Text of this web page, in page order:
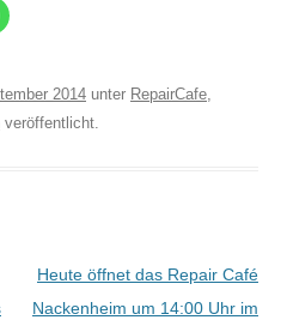
2014 unter RepairCafe
veröffentlicht.
Heute öffnet das Repair Café
Nackenheim um 14:00 Uhr im